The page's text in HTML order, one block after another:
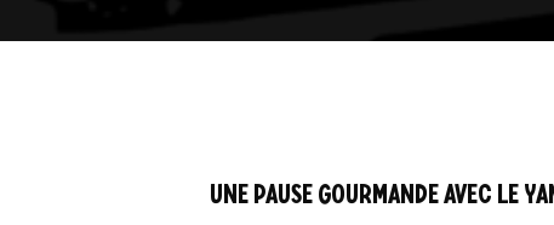
UNE PAUSE GOURMANDE AVEC LE